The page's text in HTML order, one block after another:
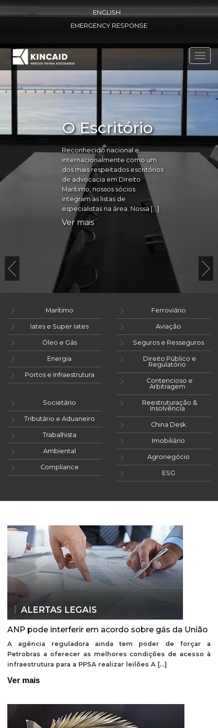
ENGLISH
EMERGENCY RESPONSE
O Escritório
Reconhecido nacional e
internacionalmente como um
dos mais respeitados escritórios
de advocacia em Direito
Marítimo, nossos sócios
integram as listas de
especialistas na área. Nossa […]
Ver mais
Marítimo
Iates e Super Iates
Óleo e Gás
Energia
Portos e Infraestrutura
Ferroviário
Aviação
Seguros e Resseguros
Direito Público e
Regulatório
Contencioso e
Arbitragem
Societário
Tributário e Aduaneiro
Trabalhista
Ambiental
Compliance
Reestruturação &
Insolvência
China Desk
Imobiliário
Agronegócio
ESG
ALERTAS LEGAIS
ANP pode interferir em acordo sobre gás da União
A agência reguladora ainda tem poder de forçar a
Petrobras a oferecer as melhores condições de acesso à
infraestrutura para a PPSA realizar leilões A […]
Ver mais